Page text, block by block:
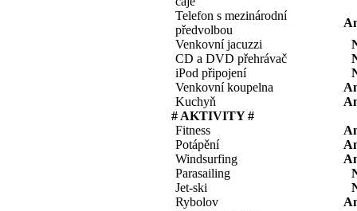
Telefon s mezinárodní
předvolbou
Venkovní jacuzzi
CD a DVD přehrávač
iPod připojení
Venkovní koupelna
Kuchyň
# AKTIVITY #
Fitness
Potápění
Windsurfing
Parasailing
Jet-ski
Rybolov